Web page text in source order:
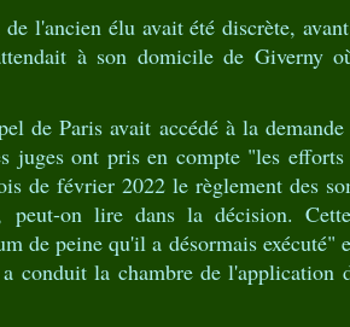
l'ancien élu avait été discrète,
à son domicile de Giverny
de Paris avait accédé à la
juges ont pris en compte "les
de février 2022 le règlement des
peut-on lire dans la décision.
de peine qu'il a désormais exécuté"
conduit la chambre de l'application